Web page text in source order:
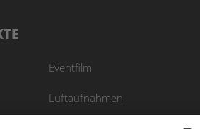
Eventfilm
Luftaufnahmen